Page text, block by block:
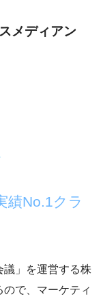
メディアン
績No.1クラ
議」を運営する株
ので、マーケティ